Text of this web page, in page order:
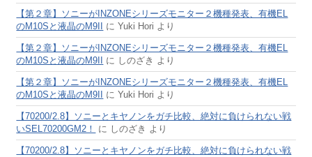
【第２章】ソニーがINZONEシリーズモニター２機種発表、有機EL
のM10Sと液晶のM9II
にYuki Hori より
【第２章】ソニーがINZONEシリーズモニター２機種発表、有機EL
のM10Sと液晶のM9II
に しのざき より
【第２章】ソニーがINZONEシリーズモニター２機種発表、有機EL
のM10Sと液晶のM9II
にYuki Hori より
【70200/2.8】ソニーとキヤノンをガチ比較、絶対に負けられない戦
いSEL70200GM2！
に しのざき より
【70200/2.8】ソニーとキヤノンをガチ比較、絶対に負けられない戦